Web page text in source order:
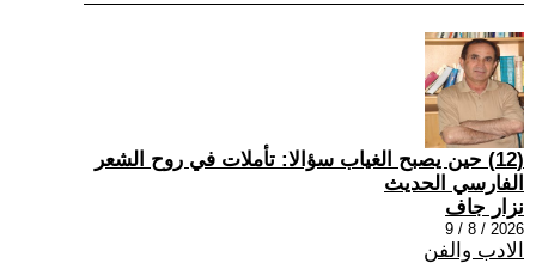
(12) حين يصبح الغياب سؤالا: تأملات في روح الشعر
الفارسي الحديث
نزار جاف
2026 / 8 / 9
الادب والفن